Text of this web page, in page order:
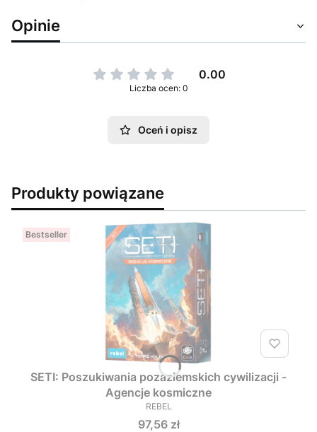
Opinie
0.00
Liczba ocen: 0
Oceń i opisz
Produkty powiązane
Bestseller
SETI: Poszukiwania pozaziemskich cywilizacji -
Agencje kosmiczne
PRODUCENT
REBEL
Cena
97,56 zł